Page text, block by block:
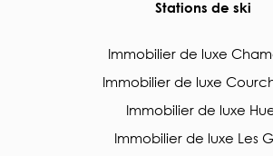
Stations de ski
Immobilier de luxe
Immobilier de luxe
Immobilier de luxe
Immobilier de luxe Les